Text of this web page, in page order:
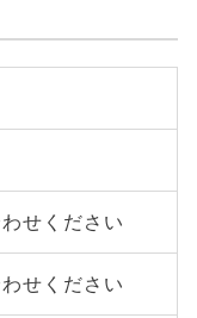
せください
せください